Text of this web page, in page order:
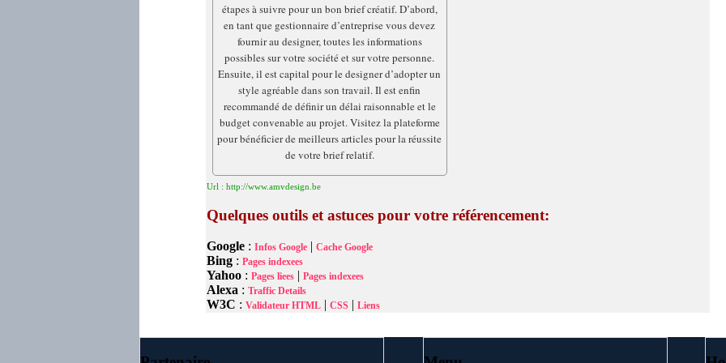
étapes à suivre pour un bon brief créatif. D’abord,
en tant que gestionnaire d’entreprise vous devez
fournir au designer, toutes les informations
possibles sur votre société et sur votre personne.
Ensuite, il est capital pour le designer d’adopter un
style agréable dans son travail. Il est enfin
recommandé de définir un délai raisonnable et le
budget convenable au projet. Visitez la plateforme
pour bénéficier de meilleurs articles pour la réussite
de votre brief relatif.
Url : http://www.amvdesign.be
Quelques outils et astuces pour votre référencement:
Google: Infos Google| Cache Google
Bing: Pages indexees
Yahoo: Pages liees| Pages indexees
Alexa: Traffic Details
W3C : Validateur HTML| CSS | Liens